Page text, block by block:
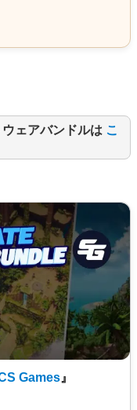
ェアバンドルは こ
Games 』